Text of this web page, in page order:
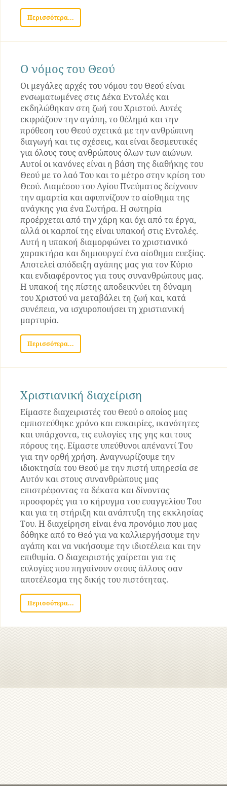
Περισσότερα...
Ο νόμος του Θεού
Οι μεγάλες αρχές του νόμου του Θεού είναι
ενσωματωμένες στις Δέκα Εντολές και
εκδηλώθηκαν στη ζωή του Χριστού. Αυτές
εκφράζουν την αγάπη, το θέλημά και την
πρόθεση του Θεού σχετικά με την ανθρώπινη
διαγωγή και τις σχέσεις, και είναι δεσμευτικές
για όλους τους ανθρώπους όλων των αιώνων.
Αυτοί οι κανόνες είναι η βάση της διαθήκης του
Θεού με το λαό Του και το μέτρο στην κρίση του
Θεού. Διαμέσου του Αγίου Πνεύματος δείχνουν
την αμαρτία και αφυπνίζουν το αίσθημα της
ανάγκης για ένα Σωτήρα. Η σωτηρία
προέρχεται από την χάρη και όχι από τα έργα,
αλλά οι καρποί της είναι υπακοή στις Εντολές.
Αυτή η υπακοή διαμορφώνει το χριστιανικό
χαρακτήρα και δημιουργεί ένα αίσθημα ευεξίας.
Αποτελεί απόδειξη αγάπης μας για τον Κύριο
και ενδιαφέροντος για τους συνανθρώπους μας.
Η υπακοή της πίστης αποδεικνύει τη δύναμη
του Χριστού να μεταβάλει τη ζωή και, κατά
συνέπεια, να ισχυροποιήσει τη χριστιανική
μαρτυρία.
Περισσότερα...
Χριστιανική διαχείριση
Είμαστε διαχειριστές του Θεού ο οποίος μας
εμπιστεύθηκε χρόνο και ευκαιρίες, ικανότητες
και υπάρχοντα, τις ευλογίες της γης και τους
πόρους της. Είμαστε υπεύθυνοι απέναντί Του
για την ορθή χρήση. Αναγνωρίζουμε την
ιδιοκτησία του Θεού με την πιστή υπηρεσία σε
Αυτόν και στους συνανθρώπους μας
επιστρέφοντας τα δέκατα και δίνοντας
προσφορές για το κήρυγμα του ευαγγελίου Του
και για τη στήριξη και ανάπτυξη της εκκλησίας
Του. Η διαχείρηση είναι ένα προνόμιο που μας
δόθηκε από το Θεό για να καλλιεργήσουμε την
αγάπη και να νικήσουμε την ιδιοτέλεια και την
επιθυμία. Ο διαχειριστής χαίρεται για τις
ευλογίες που πηγαίνουν στους άλλους σαν
αποτέλεσμα της δικής του πιστότητας.
Περισσότερα...